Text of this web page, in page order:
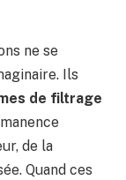
ne se
Ils
de filtrage
de la
Quand ces